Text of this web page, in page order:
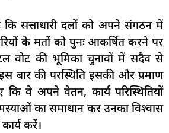
कि सत्ताधारी दलों को अपने संगठन में
के मतों को पुनः आकर्षित करने पर
वोट की भूमिका चुनावों में सदैव से
बार की परस्थिति इसकी और प्रमाण
कि वे अपने वेतन, कार्य परिस्थितियों
का समाधान कर उनका विश्वास
करें।